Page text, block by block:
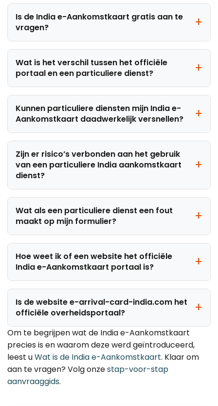
Is de India e-Aankomstkaart gratis aan te
vragen?
Wat is het verschil tussen het officiële
portaal en een particuliere dienst?
Kunnen particuliere diensten mijn India e-
Aankomstkaart daadwerkelijk versnellen?
Zijn er risico’s verbonden aan het gebruik
van een particuliere India aankomstkaart
dienst?
Wat als een particuliere dienst een fout
maakt op mijn formulier?
Hoe weet ik of een website het officiële
India e-Aankomstkaart portaal is?
Is de website e-arrival-card-india.com het
officiële overheidsportaal?
Om te begrijpen wat de India e-Aankomstkaart
precies is en waarom deze werd geïntroduceerd,
leest uWat is de India e-Aankomstkaart. Klaar om
aan te vragen? Volg onzestap-voor-stap
aanvraaggids.